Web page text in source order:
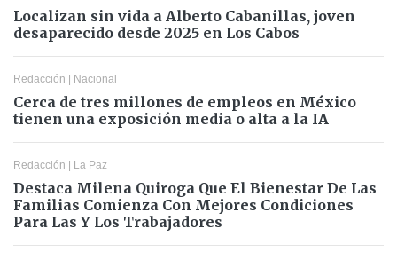
Localizan sin vida a Alberto Cabanillas, joven
desaparecido desde 2025 en Los Cabos
Redacción | Nacional
Cerca de tres millones de empleos en México
tienen una exposición media o alta a la IA
Redacción | La Paz
Destaca Milena Quiroga Que El Bienestar De Las
Familias Comienza Con Mejores Condiciones
Para Las Y Los Trabajadores